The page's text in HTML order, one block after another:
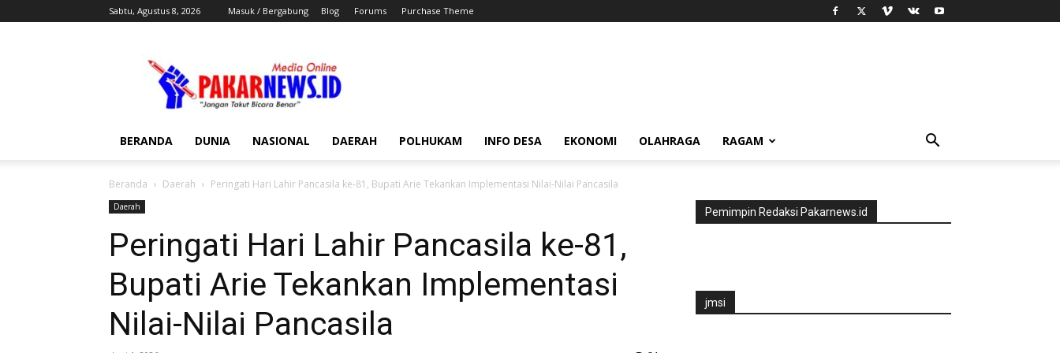
Sabtu, Agustus 8, 2026 Masuk / Bergabung Blog Forums Purchase Theme
BERANDA DUNIA NASIONAL DAERAH POLHUKAM INFO DESA EKONOMI OLAHRAGA RAGAM
Beranda Daerah Peringati Hari Lahir Pancasila ke-81, Bupati Arie Tekankan Implementasi Nilai-Nilai Pancasila
Daerah
Peringati Hari Lahir Pancasila ke-81,
Bupati Arie Tekankan Implementasi
Nilai-Nilai Pancasila
Pemimpin Redaksi Pakarnews.id
jmsi